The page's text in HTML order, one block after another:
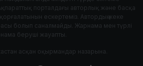
порталдағы авторлық және басқа
ескертеміз. Автордың жеке
болып саналмайды. Жарнама мен түрлі
беруші жауапты.
асқан оқырмандар назарына.